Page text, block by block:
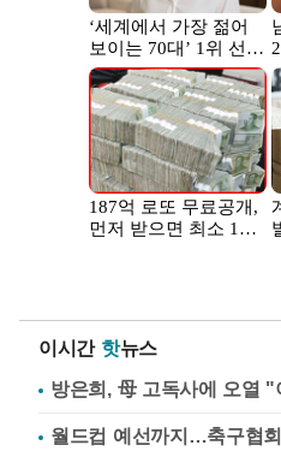
이시간 핫뉴스
방은희, 母 고독사에 오열
월드컵 예선까지…축구협